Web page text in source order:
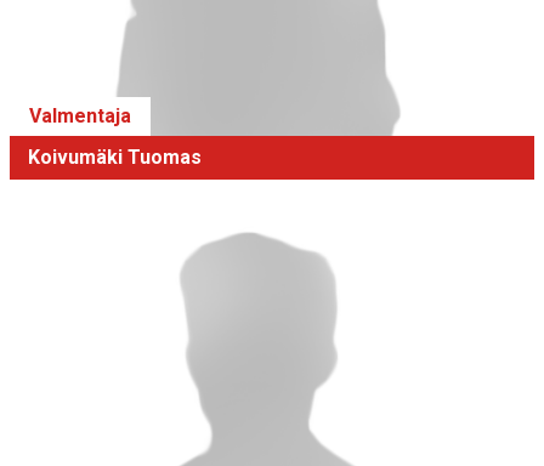
Valmentaja
Koivumäki Tuomas